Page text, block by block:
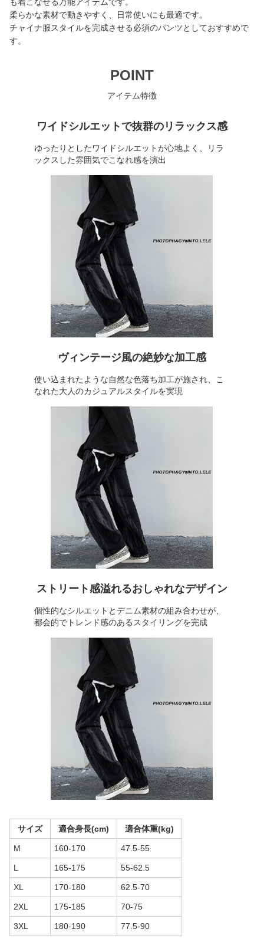
柔らかな素材で動きやすく、日常使いにも最適です。
チャイナ服スタイルを完成させる必須のパンツとしておすすめで
す。
POINT
アイテム特徴
ワイドシルエットで抜群のリラックス感
ゆったりとしたワイドシルエットが心地よく、リラ
ックスした雰囲気でこなれ感を演出
ヴィンテージ風の絶妙な加工感
使い込まれたような自然な色落ち加工が施され、こ
なれた大人のカジュアルスタイルを実現
ストリート感溢れるおしゃれなデザイン
個性的なシルエットとデニム素材の組み合わせが、
都会的でトレンド感のあるスタイリングを完成
サイズ 適合身長(cm) 適合体重(kg)
M 160-170 47.5-55
L 165-175 55-62.5
XL 170-180 62.5-70
2XL 175-185 70-75
3XL 180-190 77.5-90